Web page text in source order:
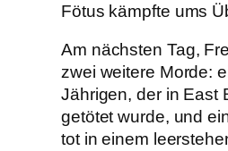
Fötus kämpfte ums
Am nächsten Tag,
zwei weitere Morde:
Jährigen, der in East
getötet wurde, und
tot in einem